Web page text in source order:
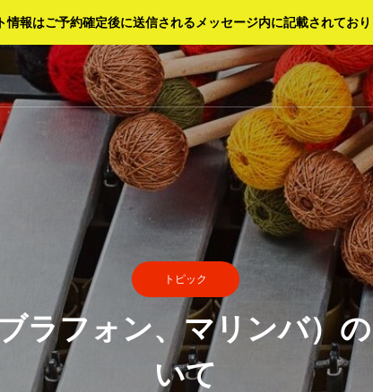
情報はご予約確定後に送信されるメッセージ内に記載されており
トピック
ラフォン、マリンバ）
いて